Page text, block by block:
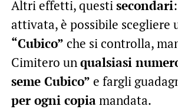
Altri effetti, questisecondari
attivata, è possibile scegliere
“Cubico” che si controlla,
Cimitero unqualsiasi
seme Cubico” e fargli
per ogni copiamandata.